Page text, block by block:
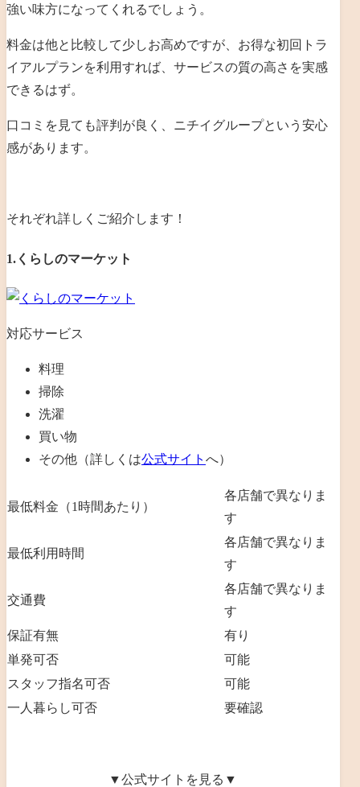
強い味方になってくれるでしょう。
料金は他と比較して少しお高めですが、お得な初回トラ
イアルプランを利用すれば、サービスの質の高さを実感
できるはず。
口コミを見ても評判が良く、ニチイグループという安心
感があります。
それぞれ詳しくご紹介します！
1.くらしのマーケット
対応サービス
料理
掃除
洗濯
買い物
その他（詳しくは公式サイト へ）
最低料金（1時間あたり）
各店舗で異なりま
す
最低利用時間
各店舗で異なりま
す
交通費
各店舗で異なりま
す
保証有無
有り
単発可否
可能
スタッフ指名可否
可能
一人暮らし可否
要確認
▼公式サイトを見る▼